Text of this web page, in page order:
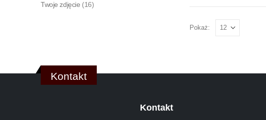
Pokaż:
Twoje zdjęcie (16)
Kontakt
Kontakt